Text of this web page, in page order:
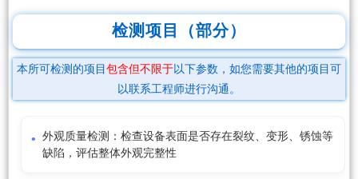
检测项目（部分）
本所可检测的项目 包含但不限于以下参数，如您需要其他的项目可
以联系工程师进行沟通。
外观质量检测：检查设备表面是否存在裂纹、变形、锈蚀等
缺陷，评估整体外观完整性